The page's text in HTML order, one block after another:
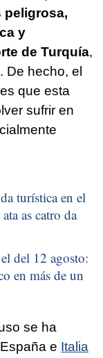
peligrosa,
y
de Turquía,
. De hecho, el
que esta
sufrir en
turística en el
as catro da
del 12 agosto:
en más de un
se ha
e Italia